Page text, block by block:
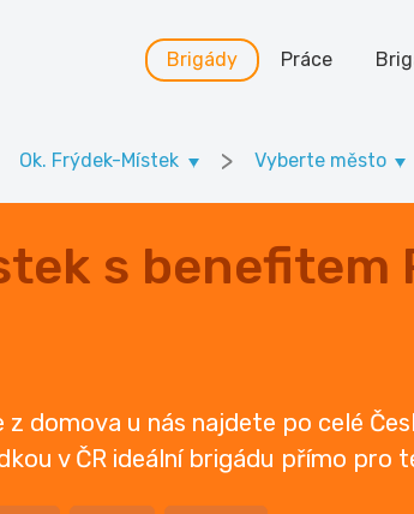
Brigády Práce
Ok. Frýdek-Místek > Vyberte město
s benefitem
domova u nás najdete po celé
v ČR ideální brigádu přímo pro